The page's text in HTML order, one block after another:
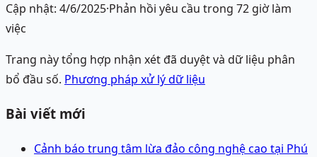
Cập nhật: 4/6/2025·Phản hồi yêu cầu trong 72 giờ làm
việc
Trang này tổng hợp nhận xét đã duyệt và dữ liệu phân
bổ đầu số. Phương pháp xử lý dữ liệu
Bài viết mới
Cảnh báo trung tâm lừa đảo công nghệ cao tại Phú